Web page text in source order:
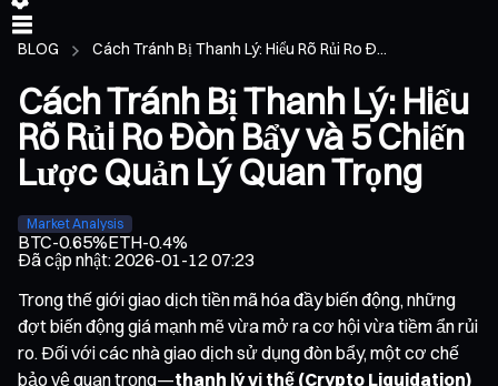
BLOG Cách Tránh Bị Thanh Lý: Hiểu Rõ Rủi Ro Đ...
Cách Tránh Bị Thanh Lý: Hiểu
Rõ Rủi Ro Đòn Bẩy và 5 Chiến
Lược Quản Lý Quan Trọng
Market Analysis
BTC-0.65%ETH-0.4%
Đã cập nhật:2026-01-12 07:23
Trong thế giới giao dịch tiền mã hóa đầy biến động, những
đợt biến động giá mạnh mẽ vừa mở ra cơ hội vừa tiềm ẩn rủi
ro. Đối với các nhà giao dịch sử dụng đòn bẩy, một cơ chế
bảo vệ quan trọng—thanh lý vị thế (Crypto Liquidation)